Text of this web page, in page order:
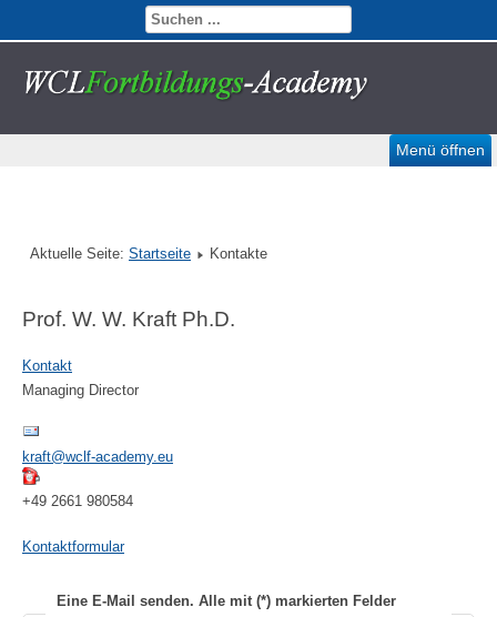
Menü öffnen
Aktuelle Seite: Startseite Kontakte
Prof. W. W. Kraft Ph.D.
Kontakt
Managing Director
kraft@wclf-academy.eu
+49 2661 980584
Kontaktformular
Eine E-Mail senden. Alle mit (*) markierten Felder